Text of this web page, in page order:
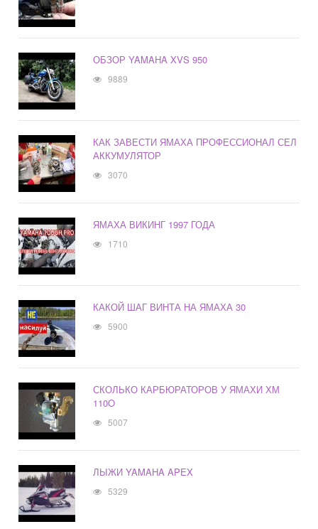
ОБЗОР YAMAHA XVS 950
9889
КАК ЗАВЕСТИ ЯМАХА ПРОФЕССИОНАЛ СЕЛ
АККУМУЛЯТОР
3070
ЯМАХА ВИКИНГ 1997 ГОДА
1710
КАКОЙ ШАГ ВИНТА НА ЯМАХА 30
5900
СКОЛЬКО КАРБЮРАТОРОВ У ЯМАХИ ХМ
110O
5007
ЛЫЖИ YAMAHA APEX
5329